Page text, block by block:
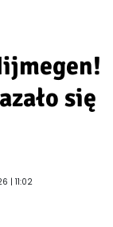
się
| 11:02